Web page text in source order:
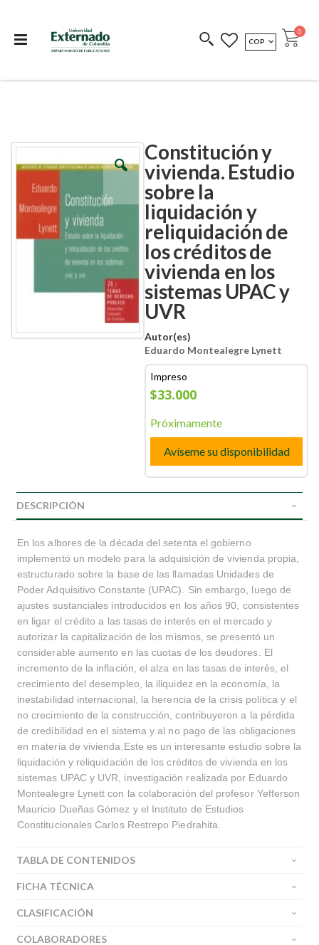
COEDICIONES REDIMIR CÓDIGO
MONEDA
COP Cart
0
Constitución y
vivienda. Estudio
sobre la
liquidación y
reliquidación de
los créditos de
vivienda en los
sistemas UPAC y
UVR
Autor(es)
Eduardo Montealegre Lynett
Impreso
$33.000
Próximamente
Avíseme su disponibilidad
Skip
the
the
images
gallery
Skip
the
beginning
the
images
gallery
DESCRIPCIÓN
En los albores de la década del setenta el gobierno
implementó un modelo para la adquisición de vivienda propia,
estructurado sobre la base de las llamadas Unidades de
Poder Adquisitivo Constante (UPAC). Sin embargo, luego de
ajustes sustanciales introducidos en los años 90, consistentes
en ligar el crédito a las tasas de interés en el mercado y
autorizar la capitalización de los mismos, se presentó un
considerable aumento en las cuotas de los deudores. El
incremento de la inflación, el alza en las tasas de interés, el
crecimiento del desempleo, la iliquidez en la economía, la
inestabilidad internacional, la herencia de la crisis política y el
no crecimiento de la construcción, contribuyeron a la pérdida
de credibilidad en el sistema y al no pago de las obligaciones
en materia de vivienda.Este es un interesante estudio sobre la
liquidación y reliquidación de los créditos de vivienda en los
sistemas UPAC y UVR, investigación realizada por Eduardo
Montealegre Lynett con la colaboración del profesor Yefferson
Mauricio Dueñas Gómez y el Instituto de Estudios
Constitucionales Carlos Restrepo Piedrahita.
TABLA DE CONTENIDOS
FICHA TÉCNICA
CLASIFICACIÓN
COLABORADORES